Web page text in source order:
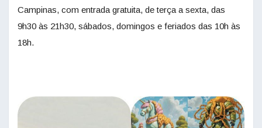
Campinas, com entrada gratuita, de terça a sexta, das
9h30 às 21h30, sábados, domingos e feriados das 10h às
18h.